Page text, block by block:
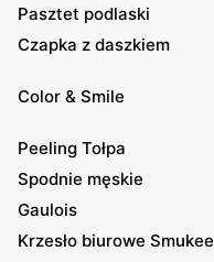
Pasztet podlaski
Czapka z daszkiem
Color & Smile
Peeling Tołpa
Spodnie męskie
Gaulois
Krzesło biurowe Smukee